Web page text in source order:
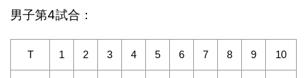
男子第4試合：
T 1 2 3 4 5 6 7 8 9 10